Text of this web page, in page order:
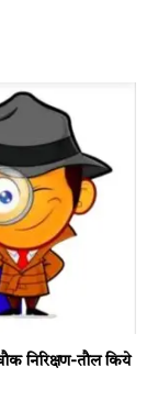
निरिक्षण-तौल किये